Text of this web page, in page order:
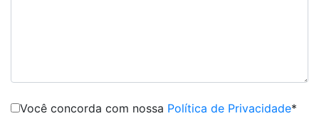
Você concorda com nossa Política de Privacidade*